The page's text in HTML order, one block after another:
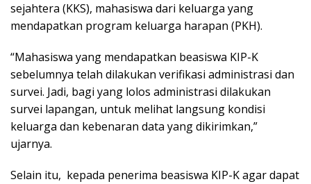
sejahtera (KKS), mahasiswa dari keluarga yang
mendapatkan program keluarga harapan (PKH).
“Mahasiswa yang mendapatkan beasiswa KIP-K
sebelumnya telah dilakukan verifikasi administrasi dan
survei. Jadi, bagi yang lolos administrasi dilakukan
survei lapangan, untuk melihat langsung kondisi
keluarga dan kebenaran data yang dikirimkan,”
ujarnya.
Selain itu, kepada penerima beasiswa KIP-K agar dapat